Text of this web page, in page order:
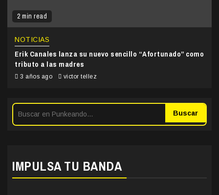
2 min read
NOTICIAS
Erik Canales lanza su nuevo sencillo “Afortunado” como
tributo a las madres
3 años ago victor tellez
Buscar
IMPULSA TU BANDA